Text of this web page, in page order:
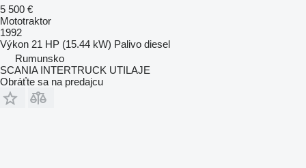
5 500 €
Mototraktor
1992
Výkon 21 HP (15.44 kW) Palivo diesel
Rumunsko
SCANIA INTERTRUCK UTILAJE
Obráťte sa na predajcu